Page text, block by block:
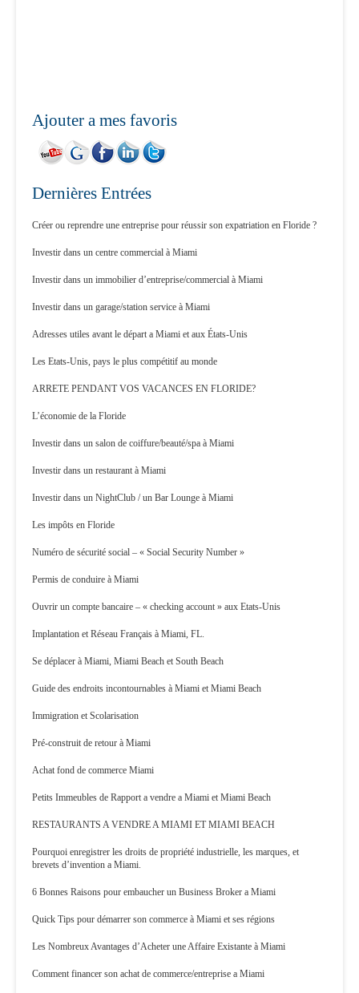
Ajouter a mes favoris
Dernières Entrées
Créer ou reprendre une entreprise pour réussir son expatriation en Floride ?
Investir dans un centre commercial à Miami
Investir dans un immobilier d’entreprise/commercial à Miami
Investir dans un garage/station service à Miami
Adresses utiles avant le départ a Miami et aux États-Unis
Les Etats-Unis, pays le plus compétitif au monde
ARRETE PENDANT VOS VACANCES EN FLORIDE?
L’économie de la Floride
Investir dans un salon de coiffure/beauté/spa à Miami
Investir dans un restaurant à Miami
Investir dans un NightClub / un Bar Lounge à Miami
Les impôts en Floride
Numéro de sécurité social – « Social Security Number »
Permis de conduire à Miami
Ouvrir un compte bancaire – « checking account » aux Etats-Unis
Implantation et Réseau Français à Miami, FL.
Se déplacer à Miami, Miami Beach et South Beach
Guide des endroits incontournables à Miami et Miami Beach
Immigration et Scolarisation
Pré-construit de retour à Miami
Achat fond de commerce Miami
Petits Immeubles de Rapport a vendre a Miami et Miami Beach
RESTAURANTS A VENDRE A MIAMI ET MIAMI BEACH
Pourquoi enregistrer les droits de propriété industrielle, les marques, et
brevets d’invention a Miami.
6 Bonnes Raisons pour embaucher un Business Broker a Miami
Quick Tips pour démarrer son commerce à Miami et ses régions
Les Nombreux Avantages d’Acheter une Affaire Existante à Miami
Comment financer son achat de commerce/entreprise a Miami